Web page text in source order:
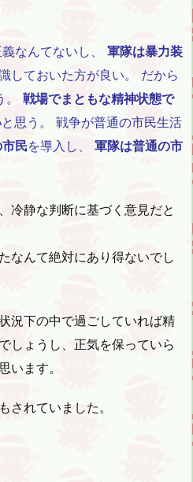
なんてないし、 軍隊は暴力装
しておいた方が良い。 だから
。 戦場でまともな精神状態で
と思う。 戦争が普通の市民生活
民を導入し、 軍隊は普通の市
冷静な判断に基づく意見だと
なんて絶対にあり得ないでし
況下の中で過ごしていれば精
しょうし、正気を保っていら
います。
されていました。